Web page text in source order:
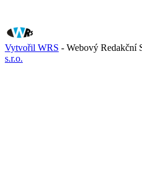
Vytvořil WRS - Webový Redakční
s.r.o.